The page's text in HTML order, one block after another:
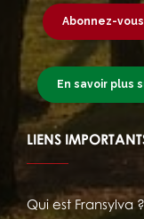
Abonnez-
En savoir plus
LIENS
Qui est Fransylva ?